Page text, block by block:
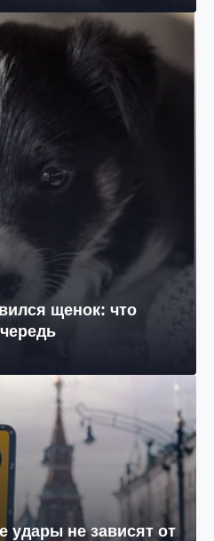
щенок: что
удары не зависят от